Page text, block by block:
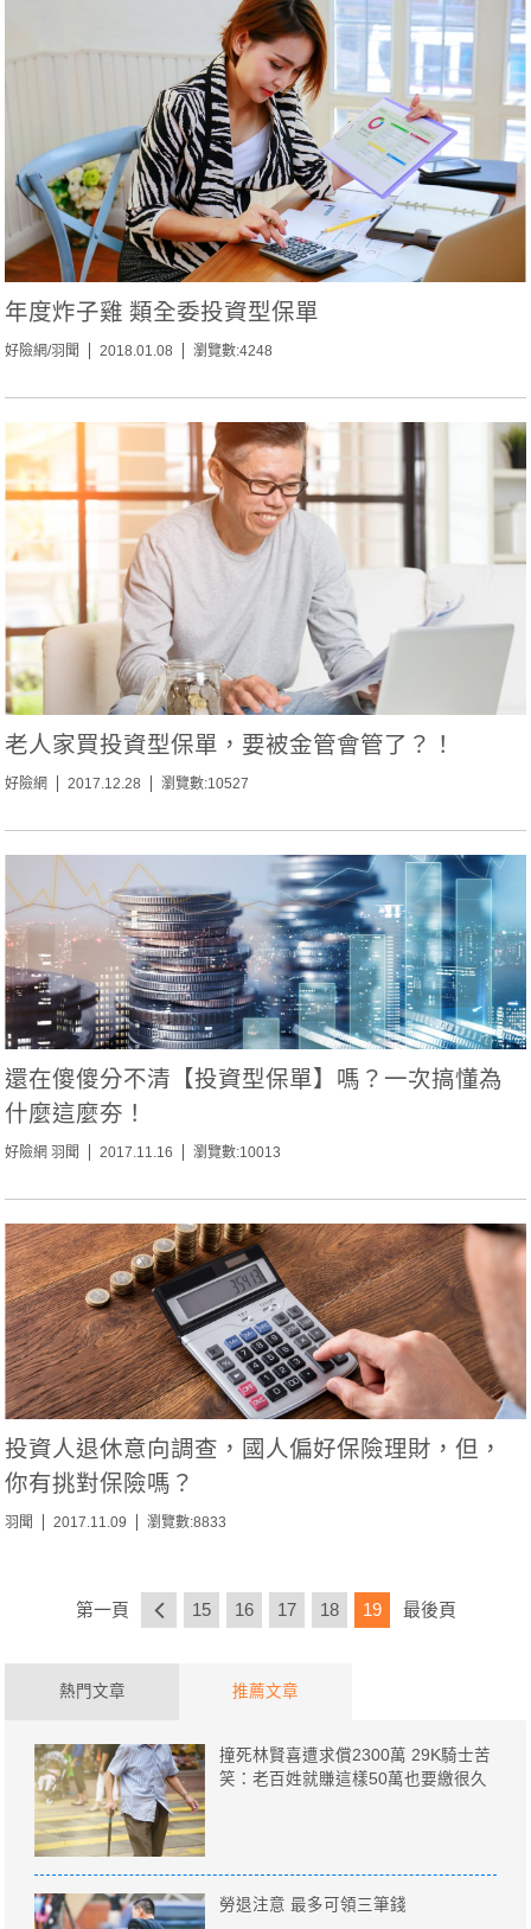
年度炸子雞 類全委投資型保單
好險網/羽聞 2018.01.08 瀏覽數:4248
老人家買投資型保單，要被金管會管了？！
好險網 2017.12.28 瀏覽數:10527
還在傻傻分不清【投資型保單】嗎？一次搞懂為
什麼這麼夯！
好險網 羽聞 2017.11.16 瀏覽數:10013
投資人退休意向調查，國人偏好保險理財，但，
你有挑對保險嗎？
羽聞 2017.11.09 瀏覽數:8833
第一頁 15 16 17 18 19 最後頁
熱門文章 推薦文章
撞死林賢喜遭求償2300萬 29K騎士苦
笑：老百姓就賺這樣50萬也要繳很久
勞退注意 最多可領三筆錢